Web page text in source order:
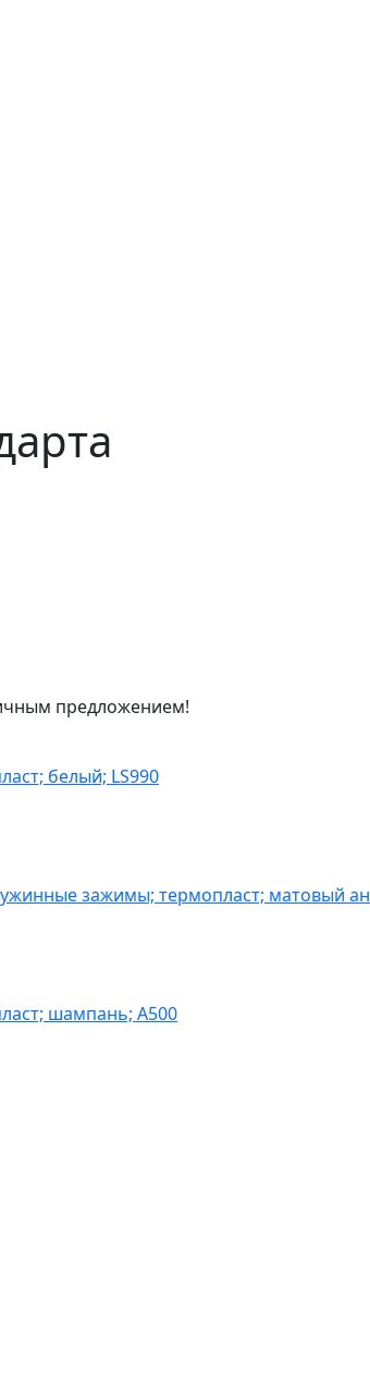
предложением!
белый; LS990
зажимы; термопласт; матовый ан
шампань; A500